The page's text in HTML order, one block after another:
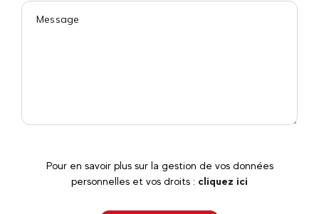
Pour en savoir plus sur la gestion de vos données
personnelles et vos droits : cliquez ici